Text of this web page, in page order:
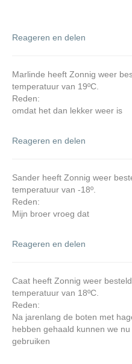
Reageren en delen
Marlinde heeft Zonnig weer
temperatuur van 19ºC.
Reden:
omdat het dan lekker weer is
Reageren en delen
Sander heeft Zonnig weer
temperatuur van -18º.
Reden:
Mijn broer vroeg dat
Reageren en delen
Caat heeft Zonnig weer
temperatuur van 18ºC.
Reden:
Na jarenlang de boten met
hebben gehaald kunnen we
gebruiken